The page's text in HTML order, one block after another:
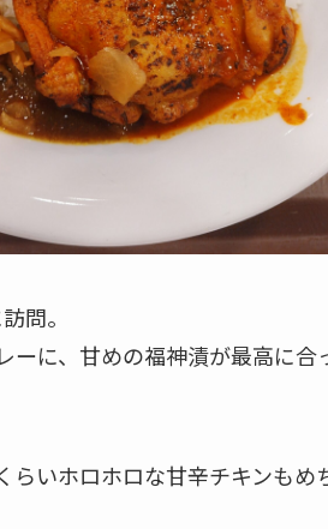
問。
ーに、甘めの福神漬が最高に合
らいホロホロな甘辛チキンもめ